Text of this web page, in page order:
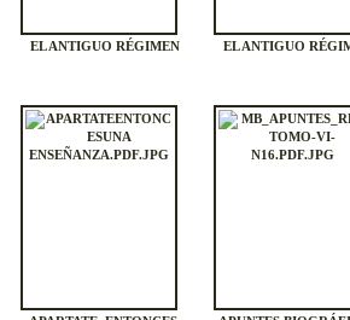
EL ANTIGUO RÉGIMEN EL ANTIGUO